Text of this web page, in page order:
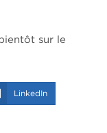
sur le
LinkedIn